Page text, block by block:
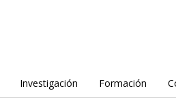
Investigación Formación